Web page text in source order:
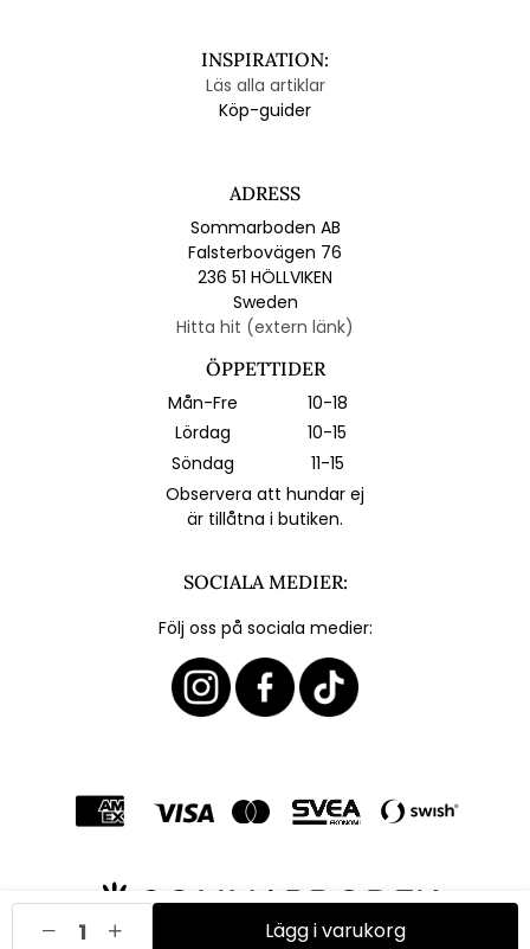
Lägg i varukorg
INSPIRATION:
Läs alla artiklar
Köp-guider
ADRESS
Sommarboden AB
Falsterbovägen 76
236 51 HÖLLVIKEN
Sweden
Hitta hit (extern länk)
ÖPPETTIDER
Mån-Fre
10-18
Lördag
10-15
Söndag
11-15
Observera att hundar ej
är tillåtna i butiken.
SOCIALA MEDIER:
Följ oss på sociala medier: